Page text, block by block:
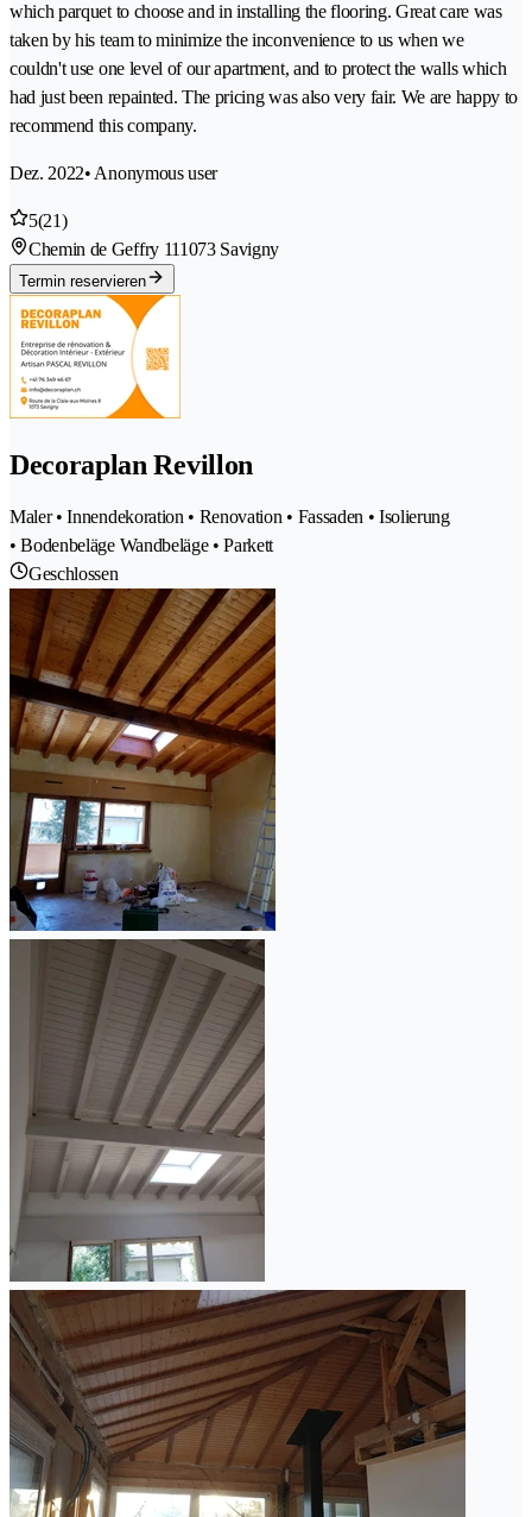
which parquet to choose and in installing the flooring. Great care was
taken by his team to minimize the inconvenience to us when we
couldn't use one level of our apartment, and to protect the walls which
had just been repainted. The pricing was also very fair. We are happy to
recommend this company.
Dez. 2022• Anonymous user
5(21)
Chemin de Geffry 111073 Savigny
Termin reservieren
Decoraplan Revillon
Maler • Innendekoration • Renovation • Fassaden • Isolierung
• Bodenbeläge Wandbeläge • Parkett
Geschlossen